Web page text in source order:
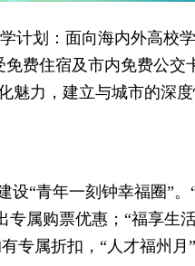
计划：面向海内外高校
费住宿及市内免费公交
力，建立与城市的深度
设“青年一刻钟幸福圈”
属购票优惠；“福享生
专属折扣，“人才福州月